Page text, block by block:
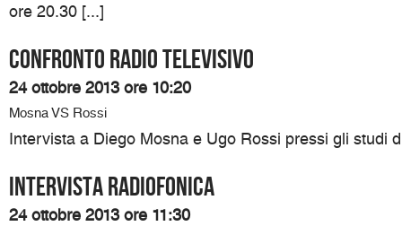
ore 20.30 [...]
Confronto radio televisivo
24 ottobre 2013 ore 10:20
Mosna VS Rossi
Intervista a Diego Mosna e Ugo Rossi pressi gli studi
Intervista Radiofonica
24 ottobre 2013 ore 11:30